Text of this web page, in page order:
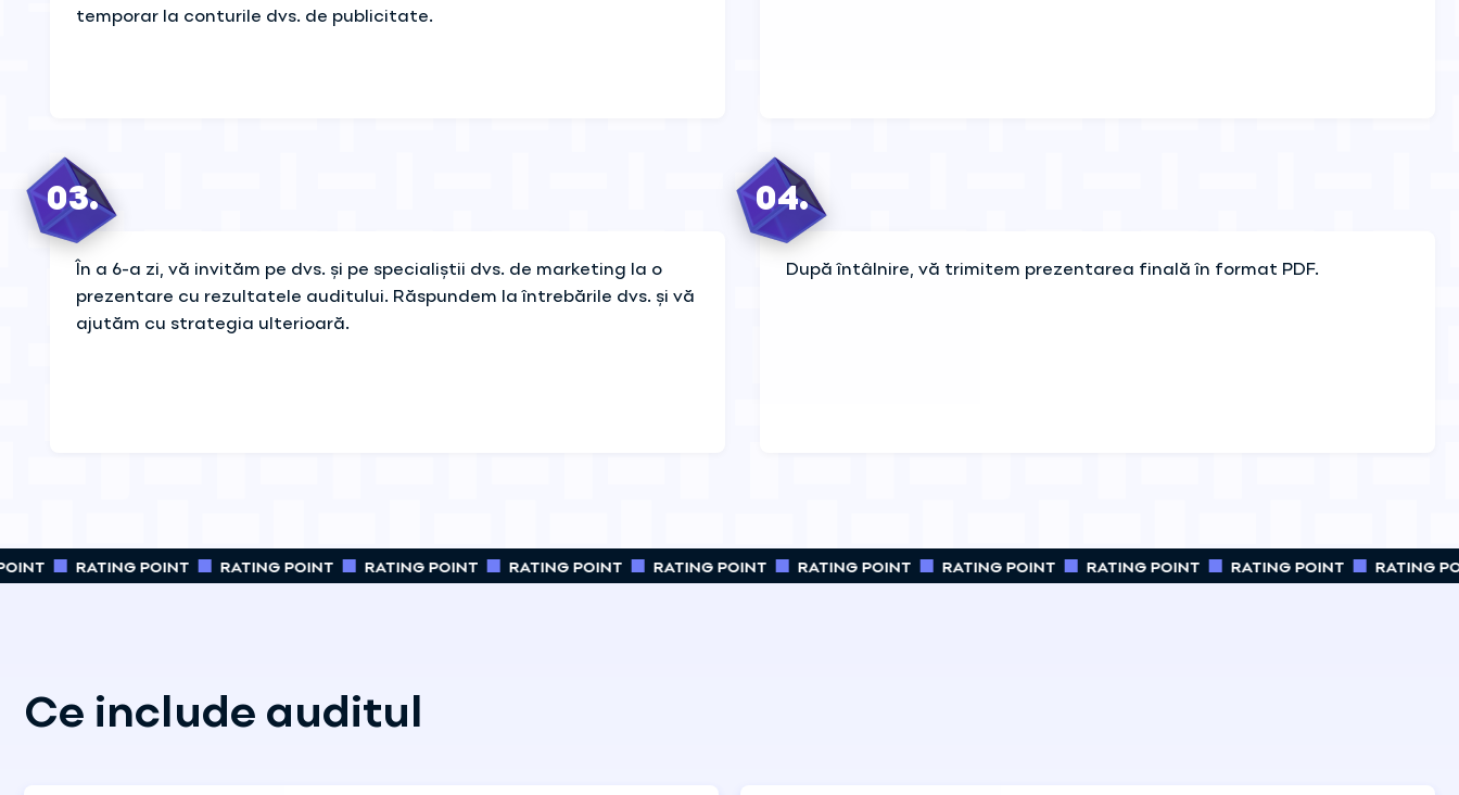
temporar la conturile dvs. de publicitate.
03.
În a 6-a zi, vă invităm pe dvs. și pe specialiștii dvs. de marketing la o
prezentare cu rezultatele auditului. Răspundem la întrebările dvs. și vă
ajutăm cu strategia ulterioară.
04.
După întâlnire, vă trimitem prezentarea finală în format PDF.
RATING POINT RATING POINT RATING POINT RATING POINT RATING POINT RATING POINT RATING POINT RATING POINT RATING POINT RATING
Ce include auditul